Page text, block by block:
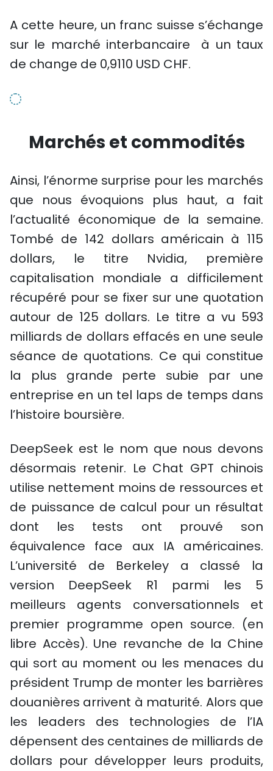
A cette heure, un franc suisse s’échange
sur le marché interbancaire à un taux
de change de 0,9110 USD CHF.
Marchés et commodités
Ainsi, l’énorme surprise pour les marchés
que nous évoquions plus haut, a fait
l’actualité économique de la semaine.
Tombé de 142 dollars américain à 115
dollars, le titre Nvidia, première
capitalisation mondiale a difficilement
récupéré pour se fixer sur une quotation
autour de 125 dollars. Le titre a vu 593
milliards de dollars effacés en une seule
séance de quotations. Ce qui constitue
la plus grande perte subie par une
entreprise en un tel laps de temps dans
l’histoire boursière.
DeepSeek est le nom que nous devons
désormais retenir. Le Chat GPT chinois
utilise nettement moins de ressources et
de puissance de calcul pour un résultat
dont les tests ont prouvé son
équivalence face aux IA américaines.
L’université de Berkeley a classé la
version DeepSeek R1 parmi les 5
meilleurs agents conversationnels et
premier programme open source. (en
libre Accès). Une revanche de la Chine
qui sort au moment ou les menaces du
président Trump de monter les barrières
douanières arrivent à maturité. Alors que
les leaders des technologies de l’IA
dépensent des centaines de milliards de
dollars pour développer leurs produits,